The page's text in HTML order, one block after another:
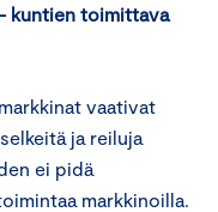
kuntien toimittava
vaativat
ja reiluja
ei pidä
markkinoilla.